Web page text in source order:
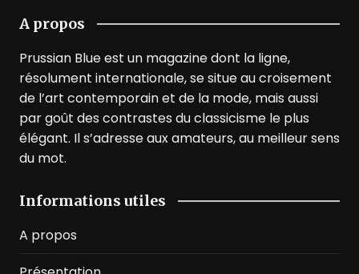
A propos
Prussian Blue est un magazine dont la ligne,
résolument internationale, se situe au croisement
de l’art contemporain et de la mode, mais aussi
par goût des contrastes du classicisme le plus
élégant. Il s’adresse aux amateurs, au meilleur sens
du mot.
Informations utiles
A propos